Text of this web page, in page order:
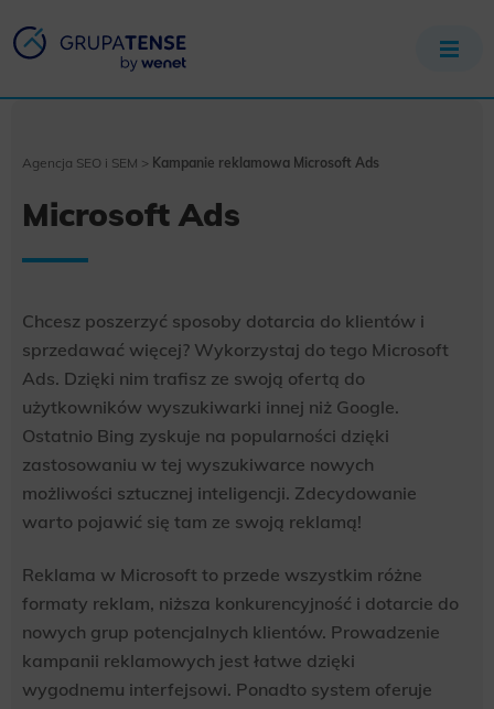
Agencja SEO i SEM > Kampanie reklamowa Microsoft Ads
Microsoft Ads
Chcesz poszerzyć sposoby dotarcia do klientów i
sprzedawać więcej? Wykorzystaj do tego Microsoft
Ads. Dzięki nim trafisz ze swoją ofertą do
użytkowników wyszukiwarki innej niż Google.
Ostatnio Bing zyskuje na popularności dzięki
zastosowaniu w tej wyszukiwarce nowych
możliwości sztucznej inteligencji. Zdecydowanie
warto pojawić się tam ze swoją reklamą!
Reklama w Microsoft to przede wszystkim różne
formaty reklam, niższa konkurencyjność i dotarcie do
nowych grup potencjalnych klientów. Prowadzenie
kampanii reklamowych jest łatwe dzięki
wygodnemu interfejsowi. Ponadto system oferuje